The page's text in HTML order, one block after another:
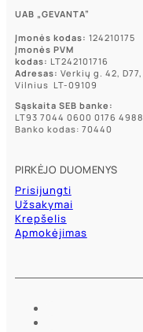
UAB „GEVANTA”
Įmonės kodas: 124210175
Įmonės PVM
kodas: LT242101716
Adresas: Verkių g. 42, D77,
Vilnius LT-09109
Sąskaita SEB banke:
LT93 7044 0600 0176 4988
Banko kodas: 70440
PIRKĖJO DUOMENYS
Prisijungti
Užsakymai
Krepšelis
Apmokėjimas